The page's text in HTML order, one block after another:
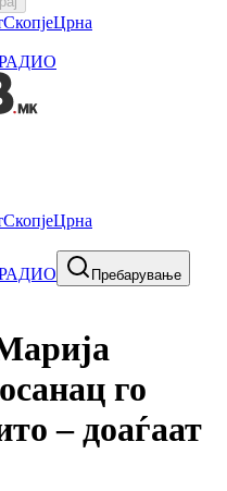
СкопјеЦрна
СкопјеЦрна
Пребарување
го
– доаѓаат